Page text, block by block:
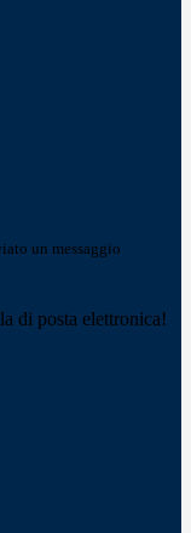
un messaggio
di posta elettronica!